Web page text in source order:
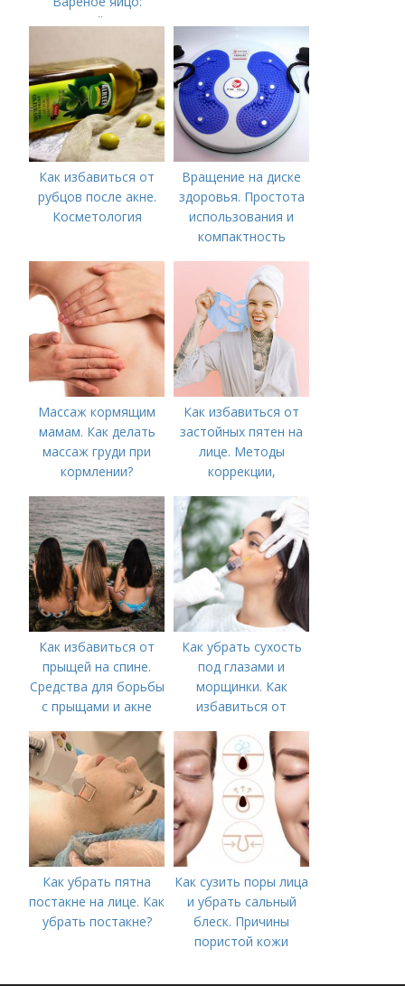
калорийность
Как избавиться от
рубцов после акне.
Косметология
Вращение на диске
здоровья. Простота
использования и
компактность
Массаж кормящим
мамам. Как делать
массаж груди при
кормлении?
Как избавиться от
застойных пятен на
лице. Методы
коррекции,
акне и удаления
рубцов и шрамов
постакне
Как избавиться от
прыщей на спине.
Средства для борьбы
с прыщами и акне
Как убрать сухость
под глазами и
морщинки. Как
избавиться от
косметологические
процедуры
Как убрать пятна
постакне на лице. Как
убрать постакне?
Как сузить поры лица
и убрать сальный
блеск. Причины
пористой кожи